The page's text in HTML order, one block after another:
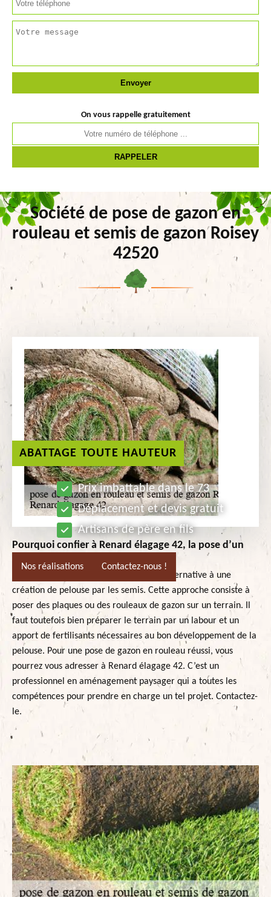
ABATTAGE TOUTE HAUTEUR
Prix imbattable dans le 73
Déplacement et devis gratuit
Artisans de père en fils
Nos réalisations Contactez-nous !
On vous rappelle gratuitement
Société de pose de gazon en
rouleau et semis de gazon Roisey
42520
Pourquoi confier à Renard élagage 42, la pose d’un
gazon en rouleau à Roisey?
Une pose de gazon en rouleau est une alternative à une
création de pelouse par les semis. Cette approche consiste à
poser des plaques ou des rouleaux de gazon sur un terrain. Il
faut toutefois bien préparer le terrain par un labour et un
apport de fertilisants nécessaires au bon développement de la
pelouse. Pour une pose de gazon en rouleau réussi, vous
pourrez vous adresser à Renard élagage 42. C’est un
professionnel en aménagement paysager qui a toutes les
compétences pour prendre en charge un tel projet. Contactez-
le.